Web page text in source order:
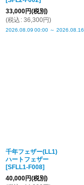
33,000円(税別)
(税込 : 36,300円)
2026.08.09 00:00 ～ 2026.08.16
千年フェザー(LL1)
ハートフェザー
[SFLL1-F008]
40,000円(税別)